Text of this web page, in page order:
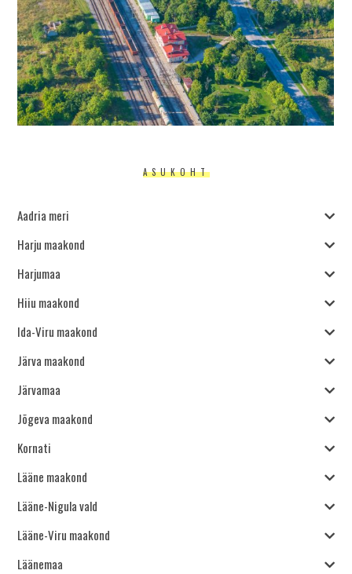
ASUKOHT
Aadria meri
Harju maakond
Harjumaa
Hiiu maakond
Ida-Viru maakond
Järva maakond
Järvamaa
Jõgeva maakond
Kornati
Lääne maakond
Lääne-Nigula vald
Lääne-Viru maakond
Läänemaa